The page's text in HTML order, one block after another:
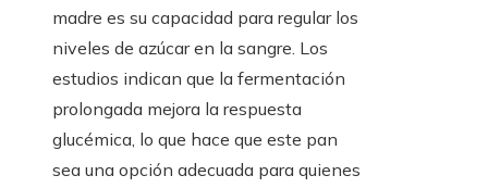
madre es su capacidad para regular los
niveles de azúcar en la sangre. Los
estudios indican que la fermentación
prolongada mejora la respuesta
glucémica, lo que hace que este pan
sea una opción adecuada para quienes